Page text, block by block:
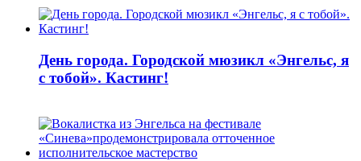
День города. Городской мюзикл «Энгельс, я
с тобой». Кастинг!